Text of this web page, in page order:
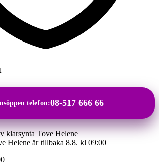
telefon:08-517 666 66
Helene är tillbaka 8.8. kl 09:00